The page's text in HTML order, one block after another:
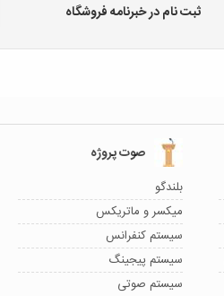
ثبت نام در خبرنامه فروشگاه
صوت پروژه
بلندگو
میکسر و ماتریکس
سیستم کنفرانس
سیستم پیجینگ
سیستم صوتی